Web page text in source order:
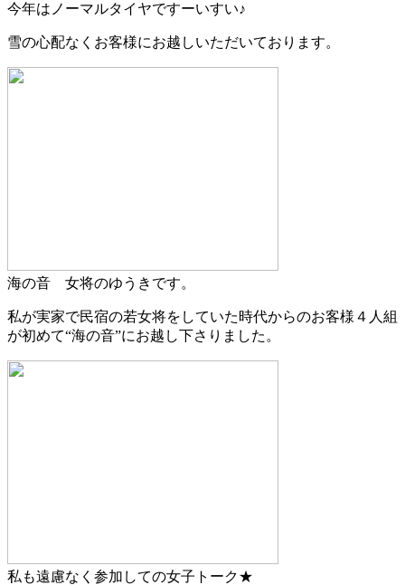
今年はノーマルタイヤですーいすい♪
雪の心配なくお客様にお越しいただいております。
海の音 女将のゆうきです。
私が実家で民宿の若女将をしていた時代からのお客様４人組
が初めて“海の音”にお越し下さりました。
私も遠慮なく参加しての女子トーク★